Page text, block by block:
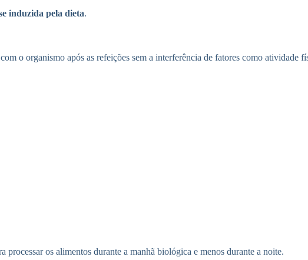
induzida pela dieta.
o organismo após as refeições sem a interferência de fatores como atividade
processar os alimentos durante a manhã biológica e menos durante a noite.